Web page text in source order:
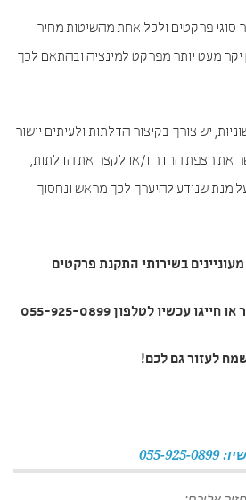
סוגי פרקטים ולכל אחת מהשיטות מחיר
מעט יותר מפרקט למינציה ובהתאם לכך
יש צורך בקיצור הדלתות ולעיתים יישור
את רצפת החדר ו/או לקצר את הדלתות,
מנת שנידע להיערך לכך מראש ונחסוך
בשירותי התקנת פרקטים
עכשיו לטלפון 055-925-0899
לעזור גם לכם!
0899